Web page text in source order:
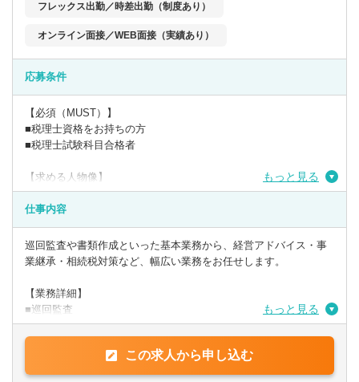
フレックス出勤／時差出勤（制度あり）
オンライン面接／WEB面接（実績あり）
応募条件
【必須（MUST）】
■税理士資格をお持ちの方
■税理士試験科目合格者
【求める人物像】
■真面目にコツコツ取り組むことができる方
■コミュニケーション能力が高いというよりも、お客様の事を思っ
て動ける方が向いています。
■縁の下の力持ち的な業務が好きな方
もっと見る
仕事内容
巡回監査や書類作成といった基本業務から、経営アドバイス・事
業継承・相続税対策など、幅広い業務をお任せします。
【業務詳細】
■巡回監査
■決算や申告書類の作成
■経営アドバイス
■事業継承・相続税対策 など
もっと見る
この求人から申し込む